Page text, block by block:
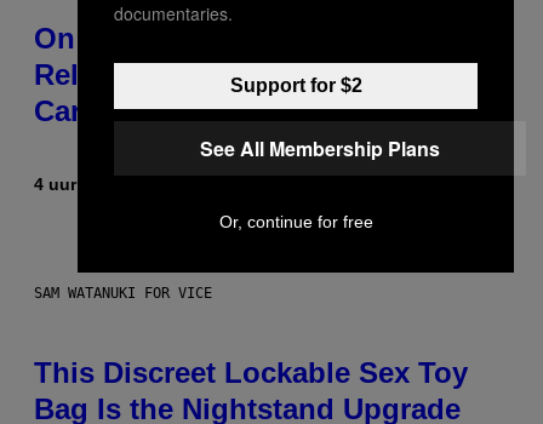
On This Day 13 Years Ago, Drake
Released the Best Song of His
Career
4 uur geleden
SAM WATANUKI FOR VICE
This Discreet Lockable Sex Toy
Bag Is the Nightstand Upgrade
documentaries.
Support for $2
See All Membership Plans
Or, continue for free